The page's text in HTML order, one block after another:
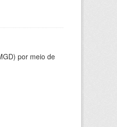
por meio de